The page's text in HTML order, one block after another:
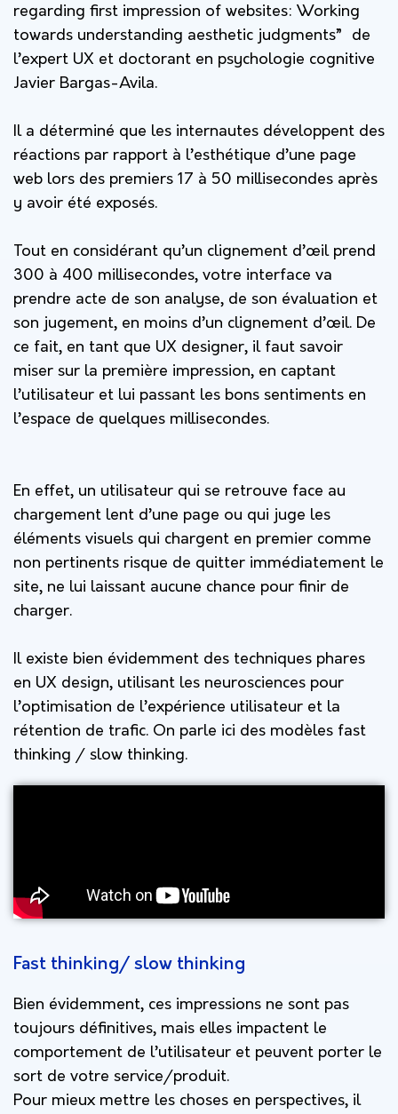
regarding first impression of websites: Working
towards understanding aesthetic judgments” de
l’expert UX et doctorant en psychologie cognitive
Javier Bargas-Avila.
Il a déterminé que les internautes développent des
réactions par rapport à l’esthétique d’une page
web lors des premiers 17 à 50 millisecondes après
y avoir été exposés.
Tout en considérant qu’un clignement d’œil prend
300 à 400 millisecondes, votre interface va
prendre acte de son analyse, de son évaluation et
son jugement, en moins d’un clignement d’œil. De
ce fait, en tant que UX designer, il faut savoir
miser sur la première impression, en captant
l’utilisateur et lui passant les bons sentiments en
l’espace de quelques millisecondes.
En effet, un utilisateur qui se retrouve face au
chargement lent d’une page ou qui juge les
éléments visuels qui chargent en premier comme
non pertinents risque de quitter immédiatement le
site, ne lui laissant aucune chance pour finir de
charger.
Il existe bien évidemment des techniques phares
en UX design, utilisant les neurosciences pour
l’optimisation de l’expérience utilisateur et la
rétention de trafic. On parle ici des modèles fast
thinking / slow thinking.
Fast thinking/ slow thinking
Bien évidemment, ces impressions ne sont pas
toujours définitives, mais elles impactent le
comportement de l’utilisateur et peuvent porter le
sort de votre service/produit.
Pour mieux mettre les choses en perspectives, il